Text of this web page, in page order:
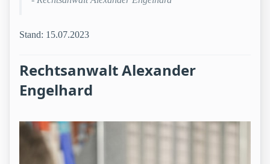
Stand: 15.07.2023
Rechtsanwalt Alexander
Engelhard